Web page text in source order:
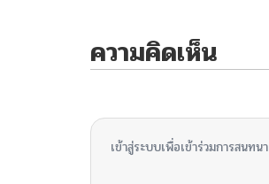
ความคิดเห็น
เข้าสู่ระบบเพื่อเข้าร่วมการสนทนา